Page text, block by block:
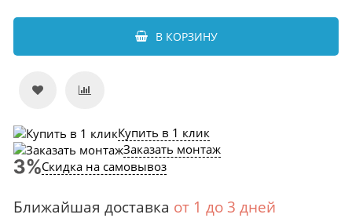
В КОРЗИНУ
Купить в 1 клик
Заказать монтаж
Скидка на самовывоз
Ближайшая доставка от 1 до 3 дней